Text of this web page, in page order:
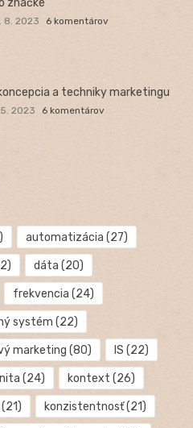
8. 2023 6 komentárov
a techniky marketingu
2023 6 komentárov
automatizácia (27)
dáta (20)
frekvencia (24)
systém (22)
marketing (80) IS (22)
(24) kontext (26)
(21) konzistentnosť(21)